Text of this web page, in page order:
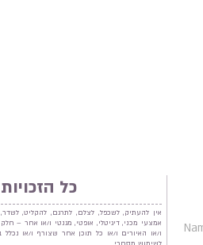
כל
אין להעתיק, לשכפל, לצלם, לתרגם, להקליט,
אמצעי מכני, דיגיטלי, אופטי, מגנטי ו/או אחר –
ו/או האיורים ו/או כל תוכן אחר שצורף ו/או